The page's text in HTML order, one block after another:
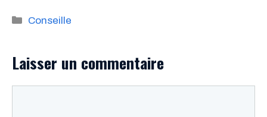
Catégories
Conseille
Laisser un commentaire